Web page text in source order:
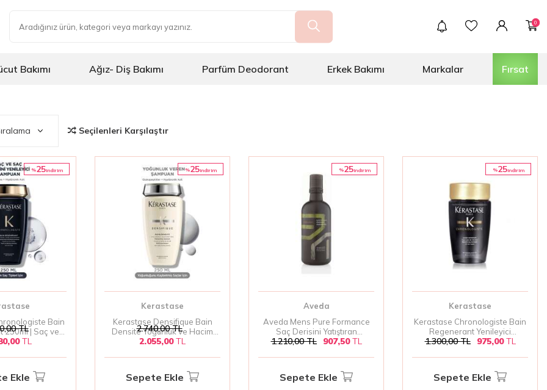
0
Bakımı Ağız- Diş Bakımı Parfüm Deodorant Erkek Bakımı Markalar Fırsat
Seçilenleri Karşılaştır
%25i̇ndirim
Bain
250ml | Saç ve
Lüks
TL
TL
Ekle
%25i̇ndirim
Kerastase
Kerastase Densifique Bain
Densite Yoğunluk ve Hacim
Kazandıran Şampuan 250 ml –
2.740,00TL
2.055,00TL
Sepete Ekle
%25i̇ndirim
Aveda
Aveda Mens Pure Formance
Saç Derisini Yatıştıran
Şampuan 300 Ml
1.210,00TL 907,50TL
Sepete Ekle
%25i̇ndirim
Kerastase
Kerastase Chronologiste Bain
Regenerant Yenileyici
Şampuan 80 ml
1.300,00TL 975,00TL
Sepete Ekle